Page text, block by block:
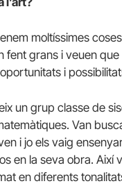
moltíssimes
fent grans i veuen que
i
un grup classe de
Van
i jo els vaig
en la seva obra. Així
en diferents